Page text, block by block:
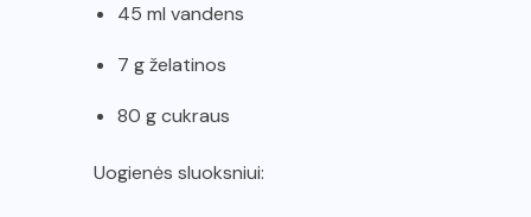
45 ml vandens
7 g želatinos
80 g cukraus
Uogienės sluoksniui: